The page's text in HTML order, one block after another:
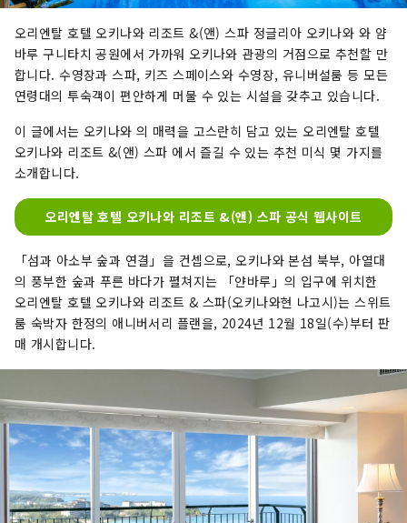
오리엔탈 호텔 오키나와 리조트 &(앤) 스파 정글리아 오키나와 와 얌
바루 구니타치 공원에서 가까워 오키나와 관광의 거점으로 추천할 만
합니다. 수영장과 스파, 키즈 스페이스와 수영장, 유니버설룸 등 모든
연령대의 투숙객이 편안하게 머물 수 있는 시설을 갖추고 있습니다.
이 글에서는 오키나와 의 매력을 고스란히 담고 있는 오리엔탈 호텔
오키나와 리조트 &(앤) 스파 에서 즐길 수 있는 추천 미식 몇 가지를
소개합니다.
오리엔탈 호텔 오키나와 리조트 &(앤) 스파 공식 웹사이트
「섬과 아소부 숲과 연결」을 컨셉으로, 오키나와 본섬 북부, 아열대
의 풍부한 숲과 푸른 바다가 펼쳐지는 「얀바루」의 입구에 위치한
오리엔탈 호텔 오키나와 리조트 & 스파(오키나와현 나고시)는 스위트
룸 숙박자 한정의 애니버서리 플랜을, 2024년 12월 18일(수)부터 판
매 개시합니다.